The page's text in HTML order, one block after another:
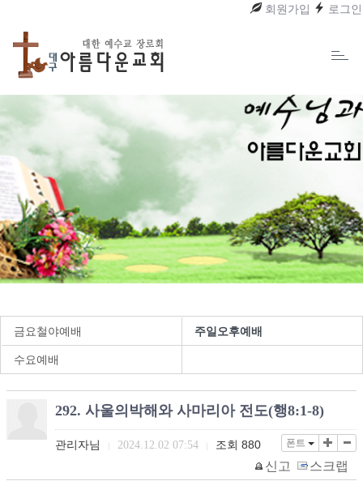
회원가입 로그인
금요철야예배 주일오후예배
수요예배
292. 사울의박해와 사마리아 전도(행8:1-8)
관리자님 2024.12.02 07:54 조회 880 폰트
신고 스크랩